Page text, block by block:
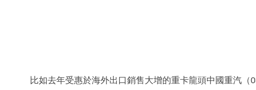
比如去年受惠於海外出口銷售大增的重卡龍頭中國重汽